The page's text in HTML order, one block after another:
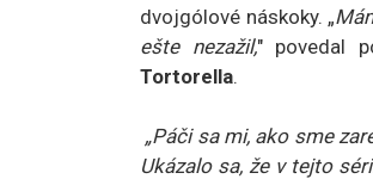
dvojgólové náskoky. „
ešte nezažil," povedal
Tortorella.
„Páči sa mi, ako sme
Ukázalo sa, že v tejto